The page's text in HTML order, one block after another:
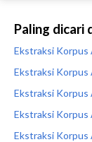
Paling dicari
Ekstraksi Korpus
Ekstraksi Korpus
Ekstraksi Korpus
Ekstraksi Korpus
Ekstraksi Korpus